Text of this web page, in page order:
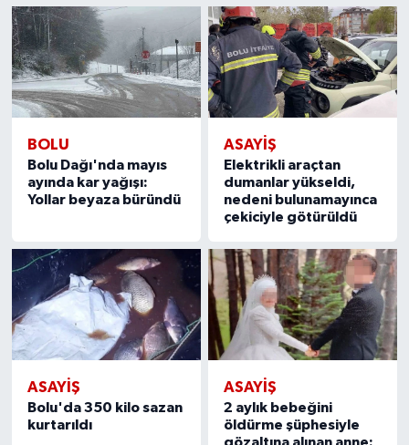
BOLU
Bolu Dağı'nda mayıs
ayında kar yağışı:
Yollar beyaza büründü
ASAYIŞ
Elektrikli araçtan
dumanlar yükseldi,
nedeni bulunamayınca
çekiciyle götürüldü
ASAYIŞ
Bolu'da 350 kilo sazan
kurtarıldı
ASAYIŞ
2 aylık bebeğini
öldürme şüphesiyle
gözaltına alınan anne: